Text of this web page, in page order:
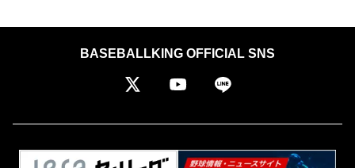
BASEBALLKING OFFICIAL SNS